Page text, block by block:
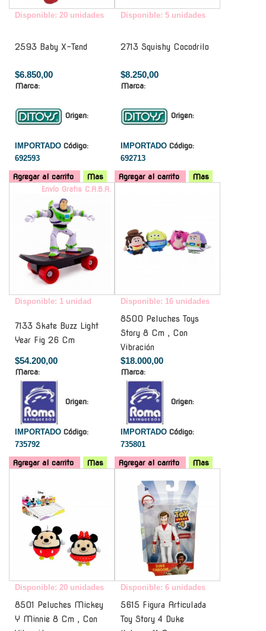
Disponible: 20 unidades
2593 Baby X-Tend
$6.850,00
Marca:
Origen:
IMPORTADO Código:
692593
Agregar al carrito Mas
Disponible: 5 unidades
2713 Squishy Cocodrilo
$8.250,00
Marca:
Origen:
IMPORTADO Código:
692713
Agregar al carrito
Mas
Envío Gratis C.A.B.A.
Disponible: 1 unidad
7133 Skate Buzz Light
Year Fig 26 Cm
$54.200,00
Marca:
Origen:
IMPORTADO Código:
735792
Agregar al carrito Mas
Disponible: 16 unidades
8500 Peluches Toys
Story 8 Cm , Con
Vibración
$18.000,00
Marca:
Origen:
IMPORTADO Código:
735801
Agregar al carrito
Mas
Disponible: 20 unidades
8501 Peluches Mickey
Y Minnie 8 Cm , Con
Disponible: 6 unidades
5615 Figura Articulada
Toy Story 4 Duke